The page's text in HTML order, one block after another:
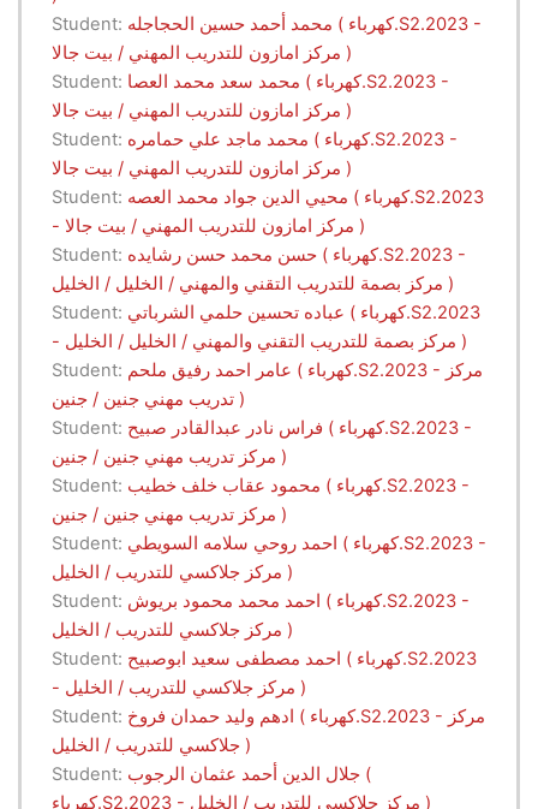
Student: محمد أحمد حسين الحجاجله ( كهرباء.S2.2023 -
مركز امازون للتدريب المهني / بيت جالا )
Student: محمد سعد محمد العصا ( كهرباء.S2.2023 -
مركز امازون للتدريب المهني / بيت جالا )
Student: محمد ماجد علي حمامره ( كهرباء.S2.2023 -
مركز امازون للتدريب المهني / بيت جالا )
Student: محيي الدين جواد محمد العصه ( كهرباء.S2.2023
- مركز امازون للتدريب المهني / بيت جالا )
Student: حسن محمد حسن رشايده ( كهرباء.S2.2023 -
مركز بصمة للتدريب التقني والمهني / الخليل / الخليل )
Student: عباده تحسين حلمي الشرباتي ( كهرباء.S2.2023
- مركز بصمة للتدريب التقني والمهني / الخليل / الخليل )
Student: عامر احمد رفيق ملحم ( كهرباء.S2.2023 - مركز
تدريب مهني جنين / جنين )
Student: فراس نادر عبدالقادر صبيح ( كهرباء.S2.2023 -
مركز تدريب مهني جنين / جنين )
Student: محمود عقاب خلف خطيب ( كهرباء.S2.2023 -
مركز تدريب مهني جنين / جنين )
Student: احمد روحي سلامه السويطي ( كهرباء.S2.2023 -
مركز جلاكسي للتدريب / الخليل )
Student: احمد محمد محمود بريوش ( كهرباء.S2.2023 -
مركز جلاكسي للتدريب / الخليل )
Student: احمد مصطفى سعيد ابوصبيح ( كهرباء.S2.2023
- مركز جلاكسي للتدريب / الخليل )
Student: ادهم وليد حمدان فروخ ( كهرباء.S2.2023 - مركز
جلاكسي للتدريب / الخليل )
Student: جلال الدين أحمد عثمان الرجوب (
كهرباء.S2.2023 - مركز جلاكسي للتدريب / الخليل )